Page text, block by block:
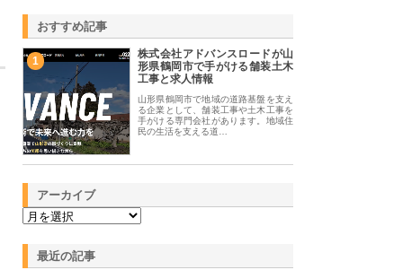
おすすめ記事
1
株式会社アドバンスロードが山
形県鶴岡市で手がける舗装土木
工事と求人情報
山形県鶴岡市で地域の道路基盤を支え
る企業として、舗装工事や土木工事を
手がける専門会社があります。地域住
民の生活を支える道…
アーカイブ
最近の記事